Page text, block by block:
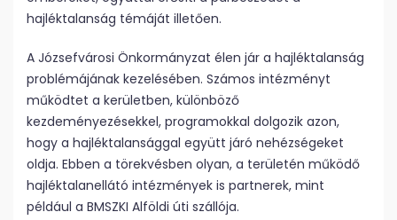
hajléktalanság témáját illetően.
A Józsefvárosi Önkormányzat élen jár a hajléktalanság
problémájának kezelésében. Számos intézményt
működtet a kerületben, különböző
kezdeményezésekkel, programokkal dolgozik azon,
hogy a hajléktalansággal együtt járó nehézségeket
oldja. Ebben a törekvésben olyan, a területén működő
hajléktalanellátó intézmények is partnerek, mint
például a BMSZKI Alföldi úti szállója.